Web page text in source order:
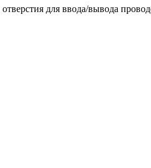
для ввода/вывода